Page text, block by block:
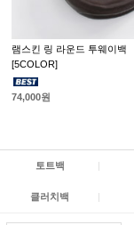
램스킨 링 라운드 투웨이백
[5COLOR]
74,000원
토트백 |
클러치백 |